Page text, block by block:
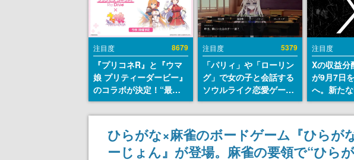
注目度 8679
『プリコネR』と『ウマ
娘 プリティーダービー』
のコラボが決定！“最大
170連無料”の8.5周年キ
ャンペーンなども発表
注目度 5379
「パリィ」や「ローリン
グ」で女の子と会話する
ソウルライク恋愛ゲーム
『小早川さんはソウルラ
イク』無料公開。返事に
失敗すると「YOU
DIED」
注目度
Xの収益分
が9月7日
へ。新た
「
Rewards
発表
ひらがな×麻雀のボードゲーム『ひらが
ーじょん』が登場。麻雀の要領で“ひら